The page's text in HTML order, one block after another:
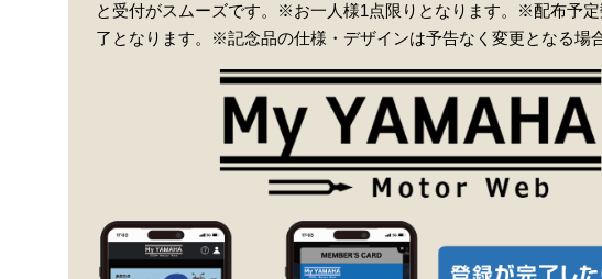
と受付がスムーズです。※お一人様1点限りとなります。※配布予
了となります。※記念品の仕様・デザインは予告なく変更となる場